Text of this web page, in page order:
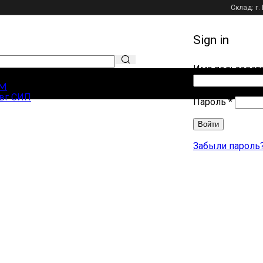
Склад:
запросы
СИП
Sign in
Имя
Пароль*
Войти
Забыли